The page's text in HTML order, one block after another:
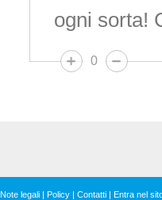
ogni sorta!
0
Note legali | Policy | Contatti | Entra nel